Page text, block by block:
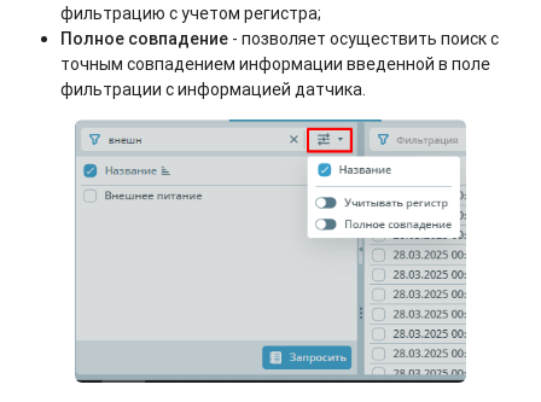
фильтрацию с учетом регистра;
Полное совпадение - позволяет осуществить поиск с
точным совпадением информации введенной в поле
фильтрации с информацией датчика.